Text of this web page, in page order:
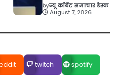
byन्यू कॉर्बेट समाचार डेस्क
August 7, 2026
twitch spotify